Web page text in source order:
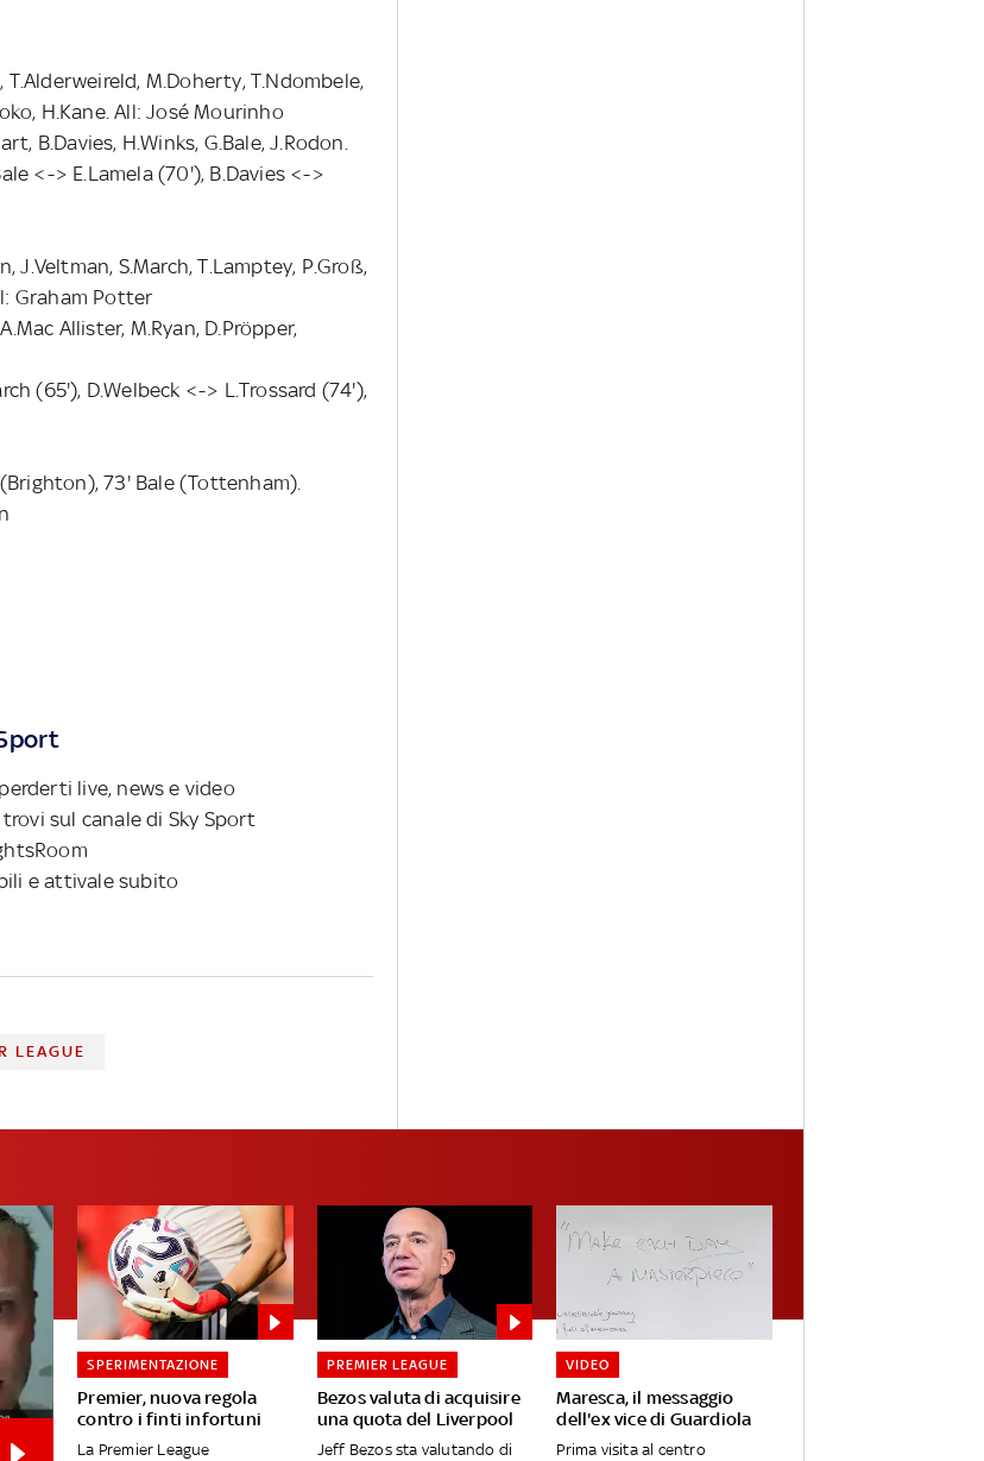
T.Alderweireld, M.Doherty, T.Ndombele,
H.Kane. All: José Mourinho
B.Davies, H.Winks, G.Bale, J.Rodon.
<-> E.Lamela (70'), B.Davies <->
J.Veltman, S.March, T.Lamptey, P.Groß,
Graham Potter
Allister, M.Ryan, D.Pröpper,
(65'), D.Welbeck <-> L.Trossard (74'),
73' Bale (Tottenham).
live, news e video
sul canale di Sky Sport
e attivale subito
LEAGUE
Premier, nuova regola
contro i finti infortuni
SPERIMENTAZIONE
La Premier League
Bezos valuta di acquisire
una quota del Liverpool
PREMIER LEAGUE
Jeff Bezos sta valutando di
Maresca, il messaggio
dell'ex vice di Guardiola
VIDEO
Prima visita al centro